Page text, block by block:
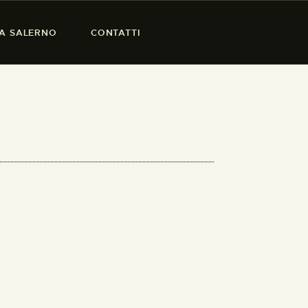
SALERNO CONTATTI